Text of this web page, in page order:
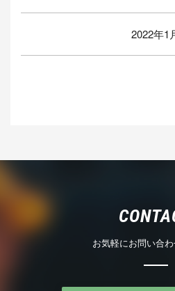
2022年1
お気軽にお問い合